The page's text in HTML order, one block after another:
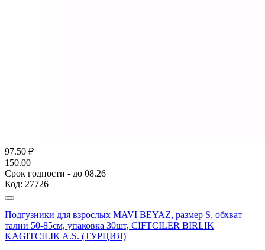
97.50 ₽
150.00
Срок годности - до 08.26
Код: 27726
Подгузники для взрослых MAVI BEYAZ, размер S, обхват
талии 50-85см, упаковка 30шт, CIFTCILER BIRLIK
KAGITCILIK A.S. (ТУРЦИЯ)